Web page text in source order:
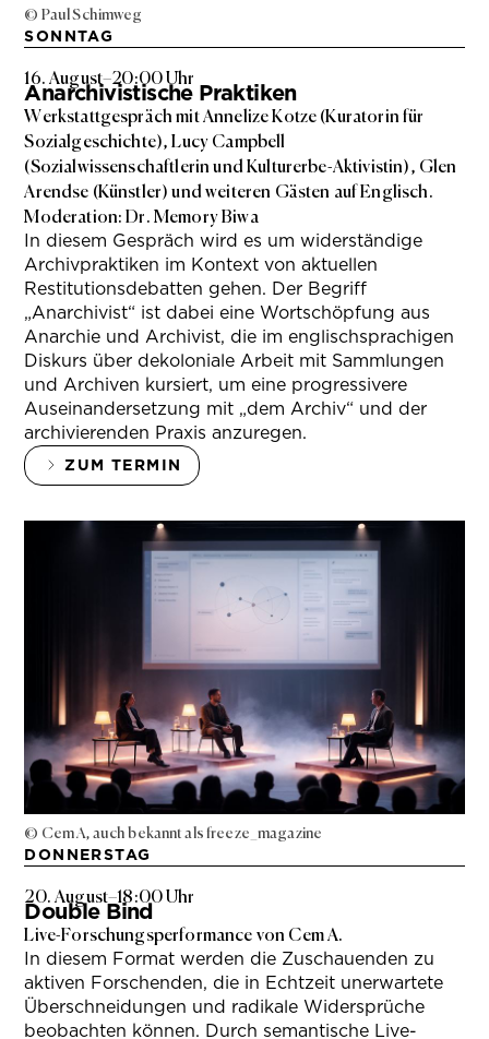
© Paul Schimweg
SONNTAG
16. August–20:00 Uhr
Anarchivistische Praktiken
Werkstattgespräch mit Annelize Kotze (Kuratorin für
Sozialgeschichte), Lucy Campbell
(Sozialwissenschaftlerin und Kulturerbe-Aktivistin), Glen
Arendse (Künstler) und weiteren Gästen auf Englisch.
Moderation: Dr. Memory Biwa
In diesem Gespräch wird es um widerständige
Archivpraktiken im Kontext von aktuellen
Restitutionsdebatten gehen. Der Begriff
„Anarchivist“ ist dabei eine Wortschöpfung aus
Anarchie und Archivist, die im englischsprachigen
Diskurs über dekoloniale Arbeit mit Sammlungen
und Archiven kursiert, um eine progressivere
Auseinandersetzung mit „dem Archiv“ und der
archivierenden Praxis anzuregen.
ZUM TERMIN
© Cem A, auch bekannt als freeze_magazine
DONNERSTAG
20. August–18:00 Uhr
Double Bind
Live-Forschungsperformance von Cem A.
In diesem Format werden die Zuschauenden zu
aktiven Forschenden, die in Echtzeit unerwartete
Überschneidungen und radikale Widersprüche
beobachten können. Durch semantische Live-